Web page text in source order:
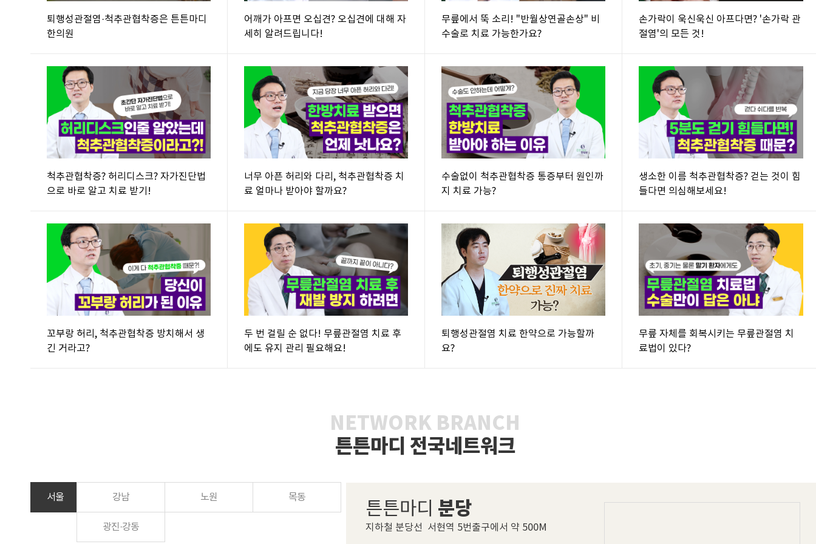
퇴행성관절염·척추관협착증은 튼튼마디
한의원
어깨가 아프면 오십견? 오십견에 대해 자
세히 알려드립니다!
무릎에서 뚝 소리! "반월상연골손상" 비
수술로 치료 가능한가요?
손가락이 욱신욱신 아프다면? '손가락 관
절염'의 모든 것!
척추관협착증? 허리디스크? 자가진단법
으로 바로 알고 치료 받기!
너무 아픈 허리와 다리, 척추관협착증 치
료 얼마나 받아야 할까요?
수술없이 척추관협착증 통증부터 원인까
지 치료 가능?
생소한 이름 척추관협착증? 걷는 것이 힘
들다면 의심해보세요!
꼬부랑 허리, 척추관협착증 방치해서 생
긴 거라고?
두 번 걸릴 순 없다! 무릎관절염 치료 후
에도 유지 관리 필요해요!
퇴행성관절염 치료 한약으로 가능할까
요?
무릎 자체를 회복시키는 무릎관절염 치
료법이 있다?
NETWORK BRANCH
튼튼마디 전국네트워크
서울 강남 노원 목동
광진·강동
튼튼마디 분당
지하철 분당선  서현역 5번출구에서 약 500M